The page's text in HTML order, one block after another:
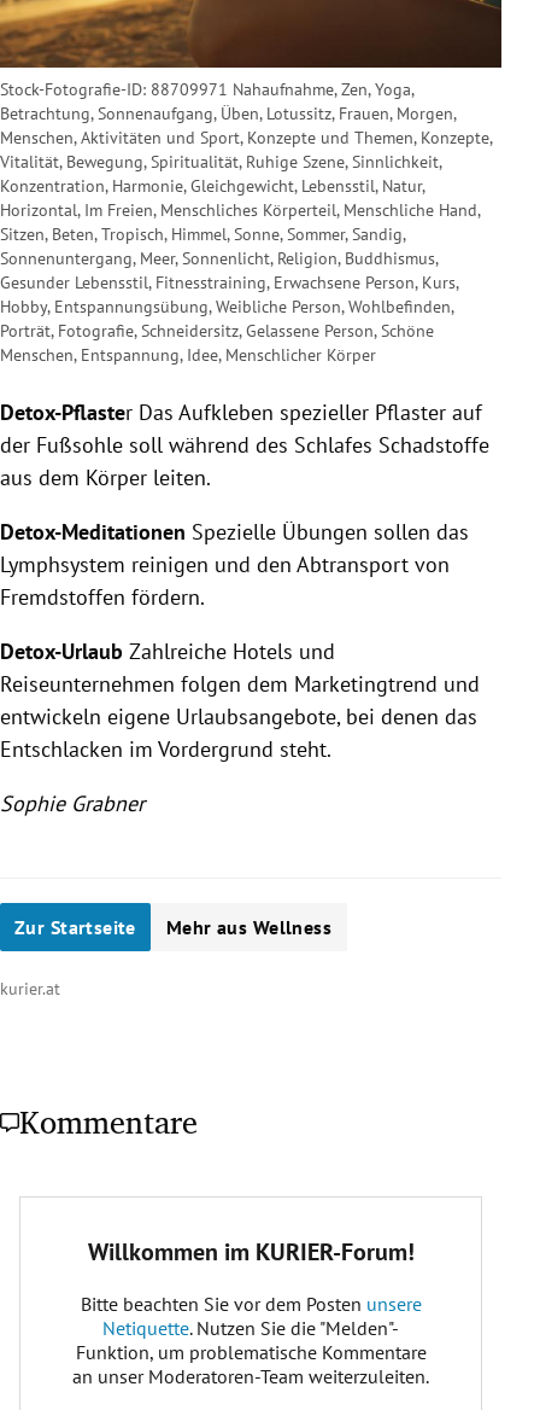
Stock-Fotografie-ID: 88709971 Nahaufnahme, Zen, Yoga,
Betrachtung, Sonnenaufgang, Üben, Lotussitz, Frauen, Morgen,
Menschen, Aktivitäten und Sport, Konzepte und Themen, Konzepte,
Vitalität, Bewegung, Spiritualität, Ruhige Szene, Sinnlichkeit,
Konzentration, Harmonie, Gleichgewicht, Lebensstil, Natur,
Horizontal, Im Freien, Menschliches Körperteil, Menschliche Hand,
Sitzen, Beten, Tropisch, Himmel, Sonne, Sommer, Sandig,
Sonnenuntergang, Meer, Sonnenlicht, Religion, Buddhismus,
Gesunder Lebensstil, Fitnesstraining, Erwachsene Person, Kurs,
Hobby, Entspannungsübung, Weibliche Person, Wohlbefinden,
Porträt, Fotografie, Schneidersitz, Gelassene Person, Schöne
Menschen, Entspannung, Idee, Menschlicher Körper
Detox-Pflaster Das Aufkleben spezieller Pflaster auf
der Fußsohle soll während des Schlafes Schadstoffe
aus dem Körper leiten.
Detox-Meditationen Spezielle Übungen sollen das
Lymphsystem reinigen und den Abtransport von
Fremdstoffen fördern.
Detox-Urlaub Zahlreiche Hotels und
Reiseunternehmen folgen dem Marketingtrend und
entwickeln eigene Urlaubsangebote, bei denen das
Entschlacken im Vordergrund steht.
Sophie Grabner
Zur Startseite Mehr aus Wellness
kurier.at
Kommentare